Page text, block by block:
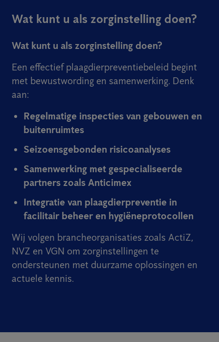
Wat kunt u als zorginstelling doen?
Wat kunt u als zorginstelling doen?
Een effectief plaagdierpreventiebeleid begint
met bewustwording en samenwerking. Denk
aan:
Regelmatige inspecties van gebouwen en
buitenruimtes
Seizoensgebonden risicoanalyses
Samenwerking met gespecialiseerde
partners zoals Anticimex
Integratie van plaagdierpreventie in
facilitair beheer en hygiëneprotocollen
Wij volgen brancheorganisaties zoals ActiZ,
NVZ en VGN om zorginstellingen te
ondersteunen met duurzame oplossingen en
actuele kennis.